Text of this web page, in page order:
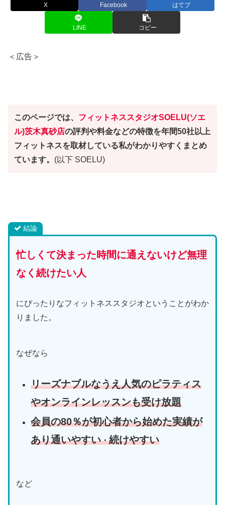
X Facebook はてブ
LINE コピー
＜広告＞
このページでは、 フィットネススタジオSOELU(ソエ
ル)茨木真砂店の評判や料金などの特徴を年間50社以上
フィットネスを取材している私がわかりやすくまとめ
ています。 (以下 SOELU)
結論
忙しくて決まった時間に通えないけど無理
なく続けたい人
にぴったりなフィットネススタジオということがわか
りました。
なぜなら
リーズナブルなうえ人気のピラティス
やオンラインレッスンも受け放題
会員の80％が初心者から始めた実績が
あり通いやすい・続けやすい
など